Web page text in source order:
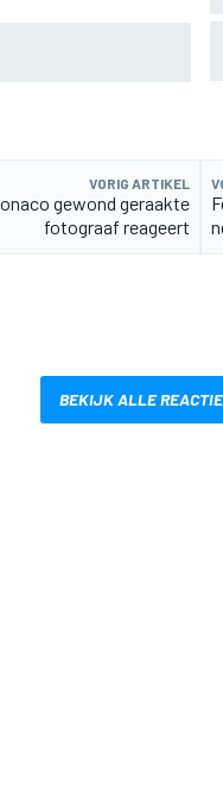
VORIG ARTIKEL
gewond geraakte
fotograaf reageert
BEKIJK ALLE